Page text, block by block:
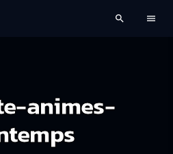
search menu
animes-